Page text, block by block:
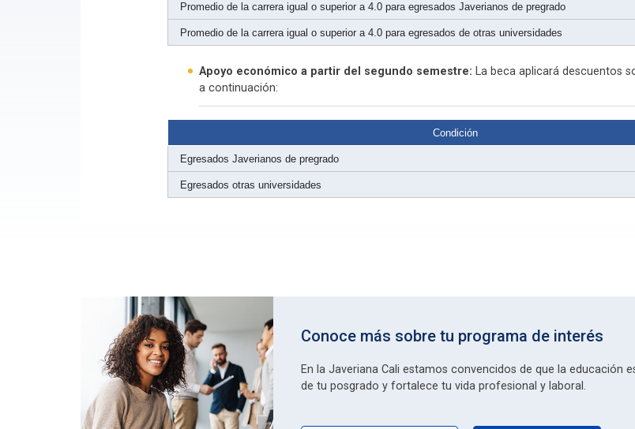
Promedio de la carrera igual o superior a 4.0 para egresados Javerianos de pregrado
Promedio de la carrera igual o superior a 4.0 para egresados de otras universidades
Apoyo económico a partir del segundo semestre: La beca aplicará descuentos
a continuación:
Condición
Egresados Javerianos de pregrado
Egresados otras universidades
Conoce más sobre tu programa de interés
En la Javeriana Cali estamos convencidos de que la
de tu posgrado y fortalece tu vida profesional y laboral.